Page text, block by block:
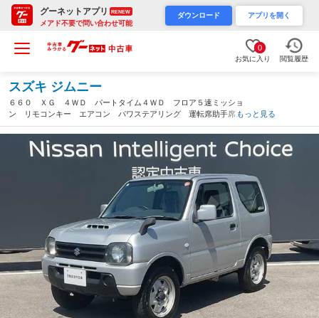
グーネットアプリ RENEW
メアド不要で問い合わせ可能
ダウンロード アプリを開く
0
お気に入り 閲覧履歴
スズキ ジムニー
６６０ ＸＧ ４ＷＤ パートタイム４ＷＤ フロア５速ミッショ
ン リモコンキー エアコン パワステアリング 運転席助手席エ
アバック ＣＤラジオ ＥＴＣ ハロゲンヘッドライト パワーウ
インドウ（岐阜県）
もっと見る